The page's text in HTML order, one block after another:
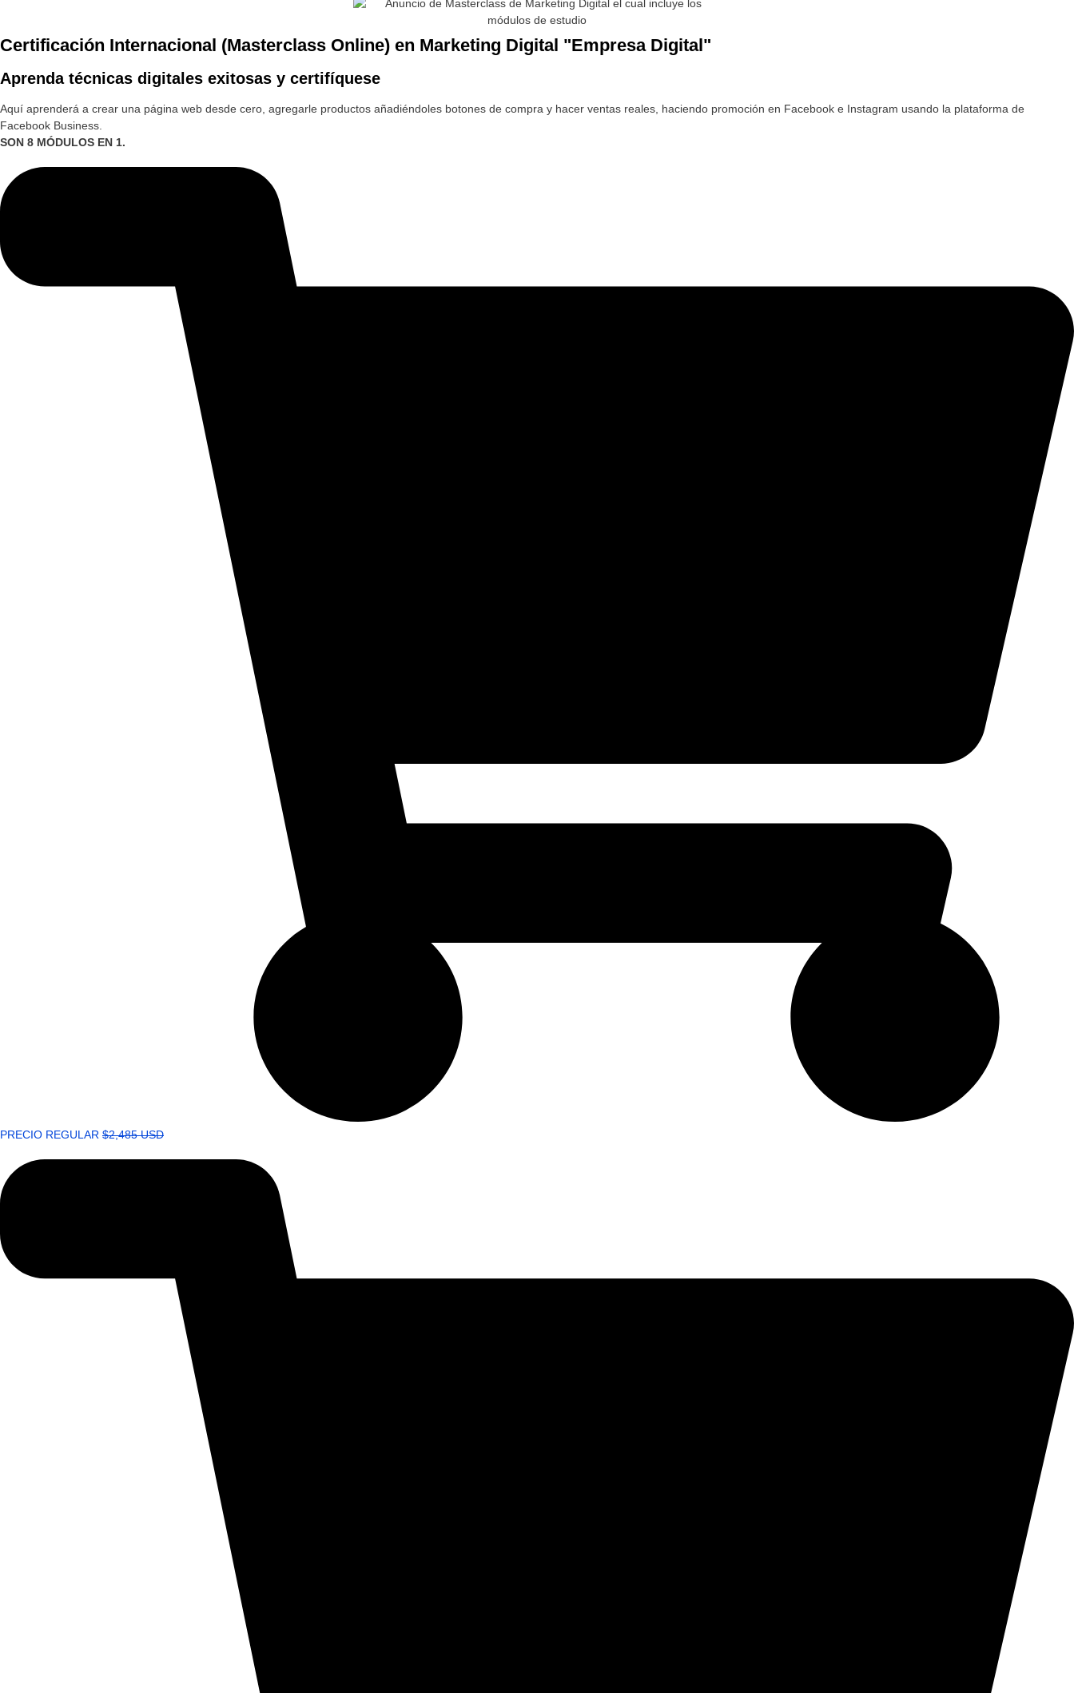
Certificación Internacional (Masterclass Online) en Marketing Digital "Empresa Digital"
Aprenda técnicas digitales exitosas y certifíquese
Aquí aprenderá a crear una página web desde cero, agregarle productos añadiéndoles botones de compra y hacer ventas reales, haciendo promoción en Facebook e Instagram usando la plataforma de
Facebook Business.
SON 8 MÓDULOS EN 1.
PRECIO REGULAR $2,485 USD